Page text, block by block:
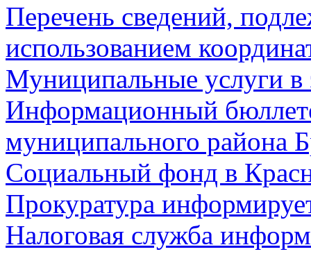
Перечень сведений,
использованием
Муниципальные услуги в
Информационный
муниципального района
Социальный фонд в
Прокуратура
Налоговая служба